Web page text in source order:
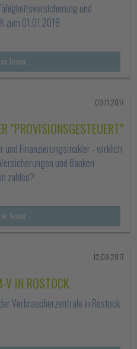
und
zum 01.01.2018
lesen
09.11.2017
"PROVISIONSGESTEUERT"
Finanzierungsmakler - wirklich
und Banken
zahlen?
lesen
12.09.2017
V IN ROSTOCK
Verbraucherzentrale in Rostock